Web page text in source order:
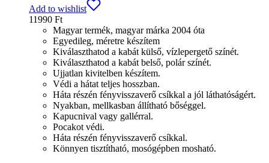
Add to wishlist
11990 Ft
Magyar termék, magyar márka 2004 óta
Egyedileg, méretre készítem
Kiválaszthatod a kabát külső, vízlepergető színét.
Kiválaszthatod a kabát belső, polár színét.
Ujjatlan kivitelben készítem.
Védi a hátat teljes hosszban.
Háta részén fényvisszaverő csíkkal a jól láthatóságért.
Nyakban, mellkasban állítható bőséggel.
Kapucnival vagy gallérral.
Pocakot védi.
Háta részén fényvisszaverő csíkkal.
Könnyen tisztítható, mosógépben mosható.